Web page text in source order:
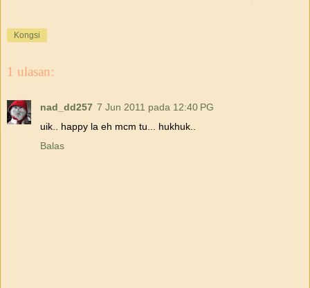
Kongsi
1 ulasan:
nad_dd257 7 Jun 2011 pada 12:40 PG
uik.. happy la eh mcm tu... hukhuk..
Balas